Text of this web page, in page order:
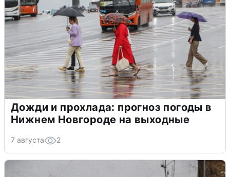
Дожди и прохлада: прогноз погоды в
Нижнем Новгороде на выходные
7 августа 2